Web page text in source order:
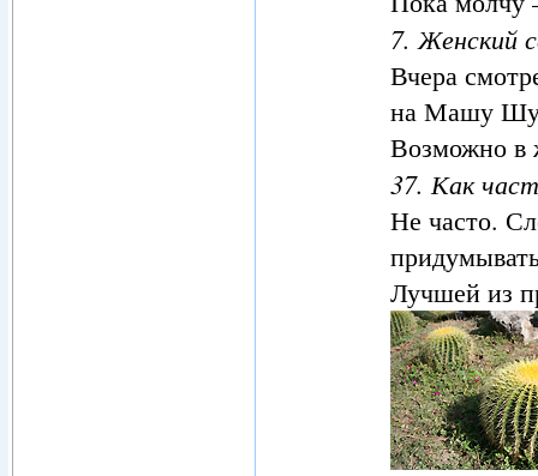
7. Женский
Вчера
на Машу
Возможно в
37. Как
Не часто.
Лучшей из